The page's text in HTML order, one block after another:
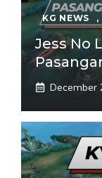
KG NEWS ,
Jess No
December